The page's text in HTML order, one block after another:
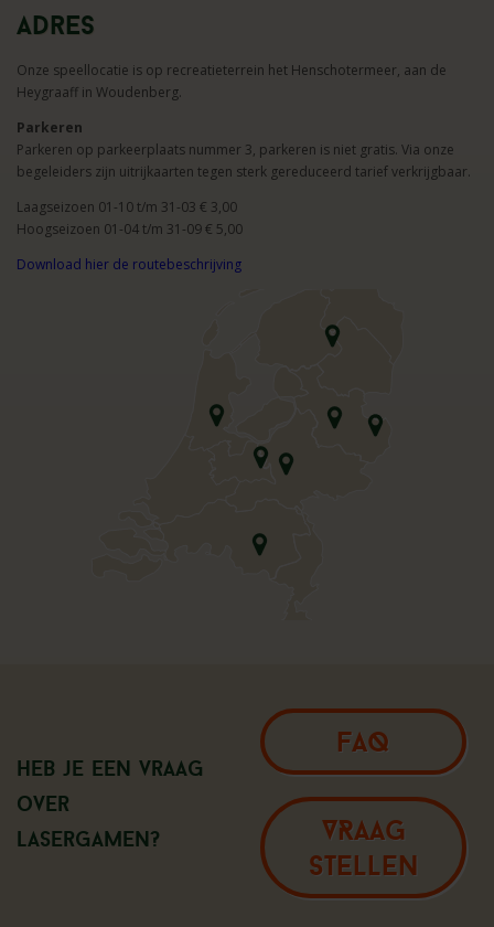
Adres
Onze speellocatie is op recreatieterrein het Henschotermeer, aan de
Heygraaff in Woudenberg.
Parkeren
Parkeren op parkeerplaats nummer 3, parkeren is niet gratis. Via onze
begeleiders zijn uitrijkaarten tegen sterk gereduceerd tarief verkrijgbaar.
Laagseizoen 01-10 t/m 31-03 € 3,00
Hoogseizoen 01-04 t/m 31-09 € 5,00
Download hier de routebeschrijving
Heb je een vraag
over
Lasergamen?
FAQ
VRAAG
STELLEN